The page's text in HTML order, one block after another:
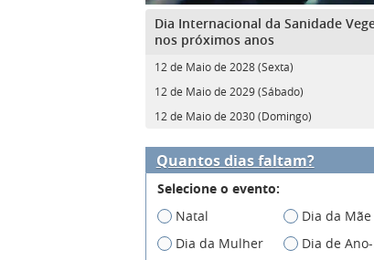
Dia Internacional da Sanidade
nos próximos anos
12 de Maio de 2028 (Sexta)
12 de Maio de 2029 (Sábado)
12 de Maio de 2030 (Domingo)
Quantos dias faltam?
Selecione o evento:
Natal
Dia da Mãe
Dia da Mulher
Dia de